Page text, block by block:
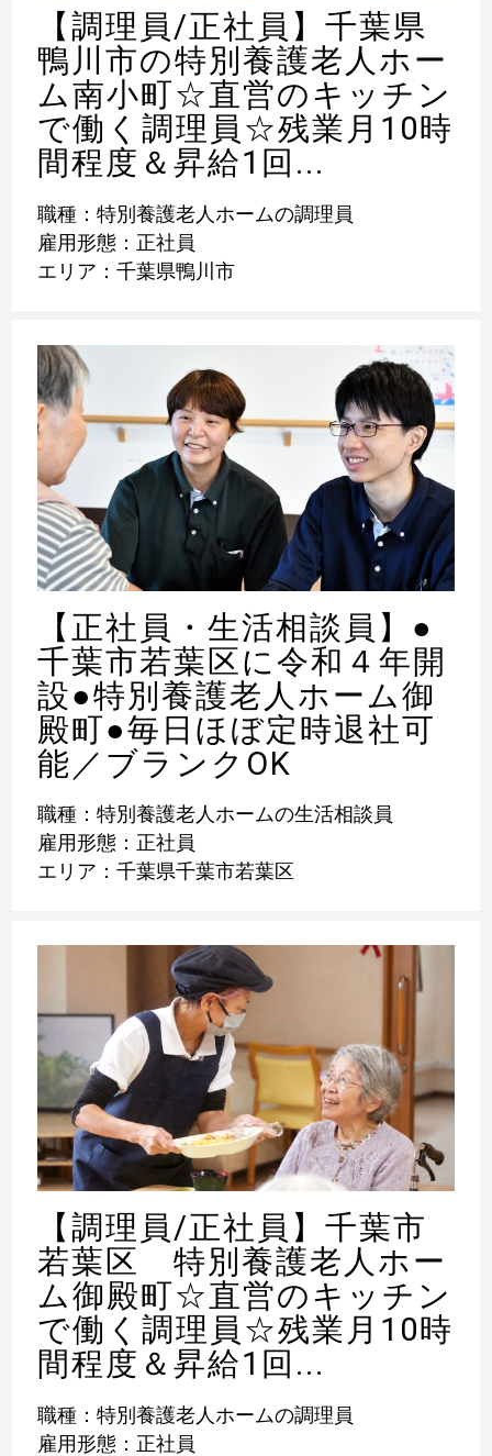
【調理員/正社員】千葉県
鴨川市の特別養護老人ホー
ム南小町☆直営のキッチン
で働く調理員☆残業月10時
間程度＆昇給1回...
職種：特別養護老人ホームの調理員
雇用形態：正社員
エリア：千葉県鴨川市
【正社員・生活相談員】●
千葉市若葉区に令和４年開
設●特別養護老人ホーム御
殿町●毎日ほぼ定時退社可
能／ブランクOK
職種：特別養護老人ホームの生活相談員
雇用形態：正社員
エリア：千葉県千葉市若葉区
【調理員/正社員】千葉市
若葉区 特別養護老人ホー
ム御殿町☆直営のキッチン
で働く調理員☆残業月10時
間程度＆昇給1回...
職種：特別養護老人ホームの調理員
雇用形態：正社員